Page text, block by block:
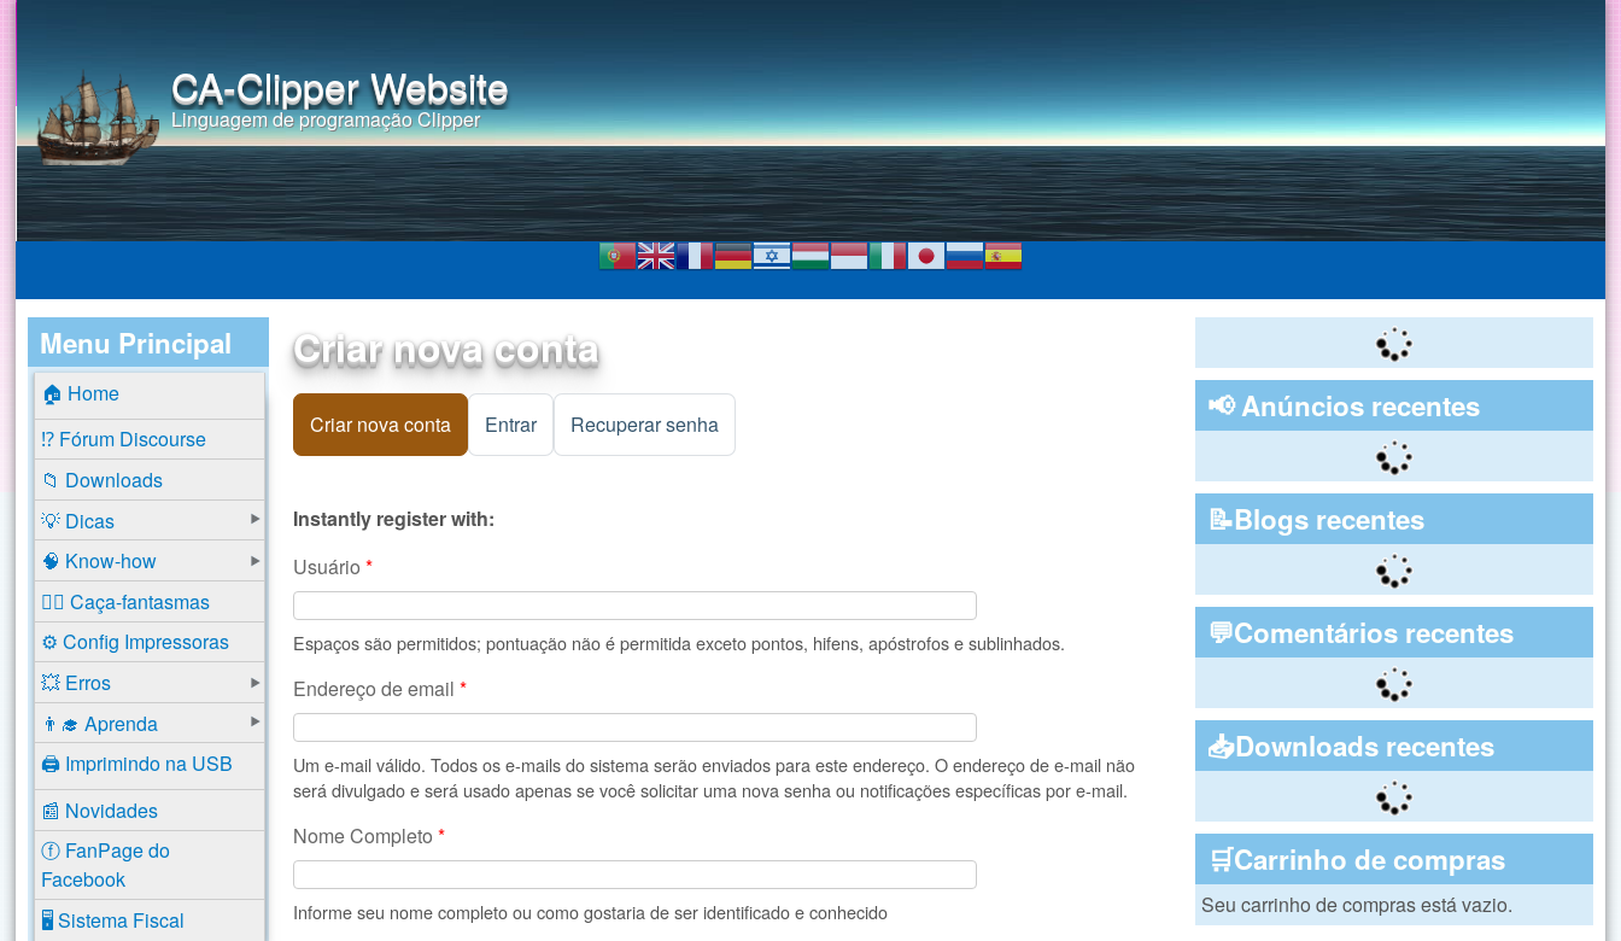
CA-Clipper Website
Linguagem de programação Clipper
Criar nova conta
Criar nova conta (aba ativa)
Entrar Recuperar senha
Instantly register with:
Usuário*
Espaços são permitidos; pontuação não é permitida exceto pontos, hifens, apóstrofos e sublinhados.
Endereço de email*
Um e-mail válido. Todos os e-mails do sistema serão enviados para este endereço. O endereço de e-mail não
será divulgado e será usado apenas se você solicitar uma nova senha ou notificações específicas por e-mail.
Nome Completo*
Informe seu nome completo ou como gostaria de ser identificado e conhecido
Menu Principal
🏠 Home
⁉️ Fórum Discourse
📁 Downloads
💡 Dicas
🧠 Know-how
🕵️‍♂️ Caça-fantasmas
⚙️ Config Impressoras
💥 Erros
👨‍🎓 Aprenda
🖨️ Imprimindo na USB
📰 Novidades
ⓕ FanPage do
Facebook
🖥️ Sistema Fiscal
📢 Anúncios recentes
📝Blogs recentes
💬Comentários recentes
📥Downloads recentes
🛒Carrinho de compras
Seu carrinho de compras está vazio.